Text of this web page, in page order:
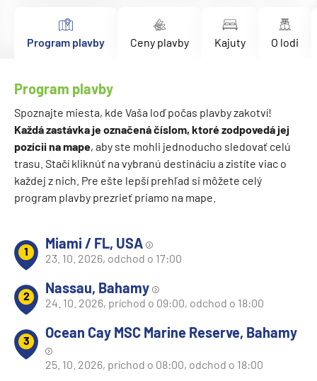
Program plavby Ceny plavby Kajuty O lodi
Program plavby
Spoznajte miesta, kde Vaša loď počas plavby zakotví!
Každá zastávka je označená číslom, ktoré zodpovedá jej
pozícii na mape, aby ste mohli jednoducho sledovať celú
trasu. Stačí kliknúť na vybranú destináciu a zistíte viac o
každej z nich. Pre ešte lepší prehľad si môžete celý
program plavby prezrieť priamo na mape.
1 Miami / FL, USA
23. 10. 2026, odchod o 17:00
2 Nassau, Bahamy
24. 10. 2026, príchod o 09:00, odchod o 18:00
3 Ocean Cay MSC Marine Reserve, Bahamy
25. 10. 2026, príchod o 08:00, odchod o 18:00